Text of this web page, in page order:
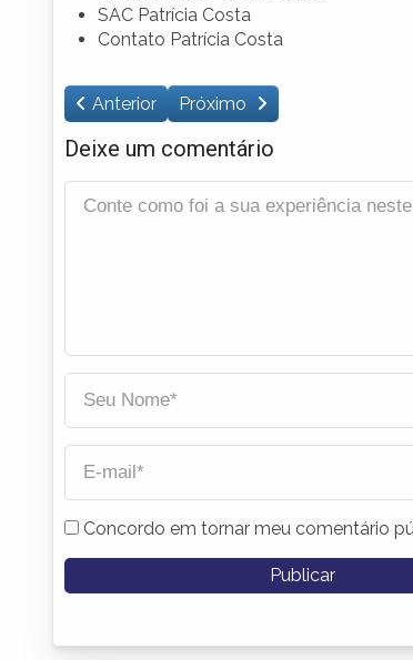
SAC Patrícia Costa
Contato Patrícia Costa
Anterior Próximo
Deixe um comentário
Concordo em tornar meu comentário